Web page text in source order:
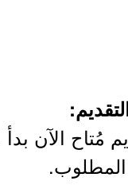
المطلوب.